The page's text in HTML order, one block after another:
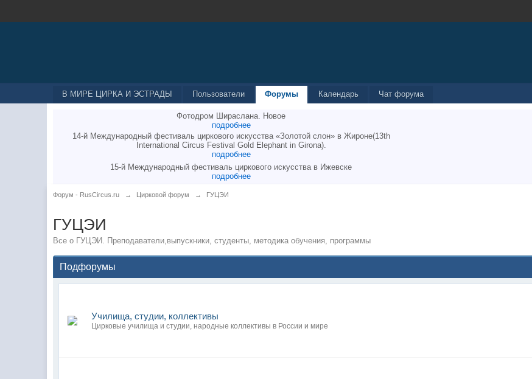
В МИРЕ ЦИРКА И ЭСТРАДЫ Пользователи Форумы Календарь Чат форума
Фотодром Шираслана. Новое
подробнее
14-й Международный фестиваль циркового искусства «Золотой слон» в Жироне(13th
International Circus Festival Gold Elephant in Girona).
подробнее
15-й Международный фестиваль циркового искусства в Ижевске
подробнее
Форум - RusCircus.ru → Цирковой форум → ГУЦЭИ
ГУЦЭИ
Все о ГУЦЭИ. Преподаватели,выпускники, студенты, методика обучения, программы
Подфорумы
Училища, студии, коллективы
Цирковые училища и студии, народные коллективы в России и мире